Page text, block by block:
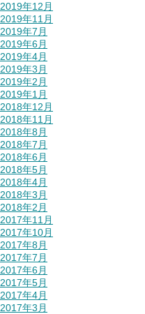
2019年12月
2019年11月
2019年7月
2019年6月
2019年4月
2019年3月
2019年2月
2019年1月
2018年12月
2018年11月
2018年8月
2018年7月
2018年6月
2018年5月
2018年4月
2018年3月
2018年2月
2017年11月
2017年10月
2017年8月
2017年7月
2017年6月
2017年5月
2017年4月
2017年3月